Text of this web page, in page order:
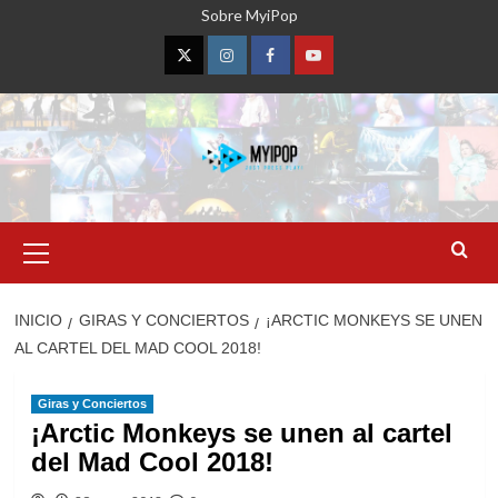
Sobre MyiPop
TwitterInstagramFacebookYouTube
primario
INICIO GIRAS Y CONCIERTOS
¡ARCTIC MONKEYS SE UNEN
AL CARTEL DEL MAD COOL 2018!
Giras y Conciertos
¡Arctic Monkeys se unen al cartel
del Mad Cool 2018!